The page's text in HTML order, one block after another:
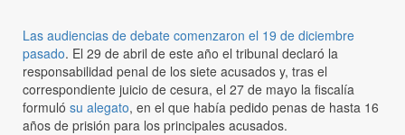
Las audiencias de debate comenzaron el 19 de diciembre
pasado. El 29 de abril de este año el tribunal declaró la
responsabilidad penal de los siete acusados y, tras el
correspondiente juicio de cesura, el 27 de mayo la fiscalía
formuló su alegato, en el que había pedido penas de hasta 16
años de prisión para los principales acusados.